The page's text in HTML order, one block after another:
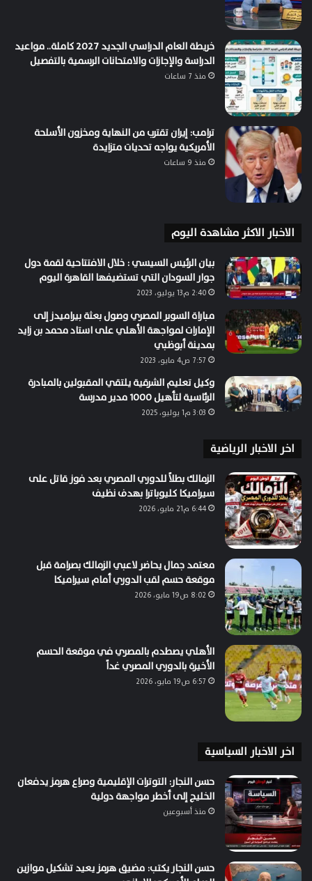
خريطة العام الدراسي الجديد 2027 كاملة.. مواعيد
الدراسة والإجازات والامتحانات الرسمية بالتفصيل
منذ 7 ساعات
ترامب: إيران تقترب من النهاية ومخزون الأسلحة
الأمريكية يواجه تحديات متزايدة
منذ 9 ساعات
الاخبار الاكثر مشاهدة اليوم
بيان الرئيس السيسي : خلال الافتتاحية لقمة دول
جوار السودان التي تستضيفها القاهرة اليوم
2:40 م13 يوليو، 2023
مباراة السوبر المصري وصول بعثة بيراميدز إلى
الإمارات لمواجهة الأهلي على استاد محمد بن زايد
بمدينة أبوظبي
7:57 ص4 مايو، 2023
وكيل تعليم الشرقية يلتقي المقبولين بالمبادرة
الرئاسية لتأهيل 1000 مدير مدرسة
3:03 م1 يوليو، 2025
اخر الاخبار الرياضية
الزمالك بطلاً للدوري المصري بعد فوز قاتل على
سيراميكا كليوباترا بهدف نظيف
6:44 م21 مايو، 2026
معتمد جمال يحاضر لاعبي الزمالك بصرامة قبل
موقعة حسم لقب الدوري أمام سيراميكا
8:02 ص19 مايو، 2026
الأهلي يصطدم بالمصري في موقعة الحسم
الأخيرة بالدوري المصري غداً
6:57 ص19 مايو، 2026
اخر الاخبار السياسية
حسن النجار: التوترات الإقليمية وصراع هرمز يدفعان
الخليج إلى أخطر مواجهة دولية
منذ أسبوعين
حسن النجار يكتب: مضيق هرمز يعيد تشكيل موازين